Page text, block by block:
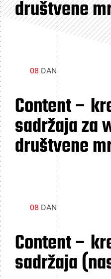
društvene
08 DAN
Content –
sadržaja za
društvene
08 DAN
Content –
sadržaja